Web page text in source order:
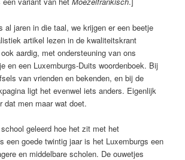
al jaren in die taal, we krijgen er een beetje
artikel lezen in de kwaliteitskrant
aardig, met ondersteuning van ons
en een Luxemburgs-Duits woordenboek. Bij
van vrienden en bekenden, en bij de
ligt het evenwel iets anders. Eigenlijk
dat men maar wat doet.
geleerd hoe het zit met het
een goede twintig jaar is het Luxemburgs een
en middelbare scholen. De ouwetjes